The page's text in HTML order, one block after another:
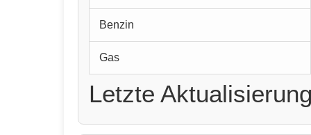
Benzin
Gas
Letzte